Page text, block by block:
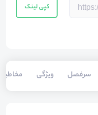
کپی لینک
سرفصل ویژگی